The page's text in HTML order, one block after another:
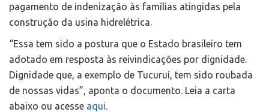
pagamento de indenização às famílias atingidas pela
construção da usina hidrelétrica.
“Essa tem sido a postura que o Estado brasileiro tem
adotado em resposta às reivindicações por dignidade.
Dignidade que, a exemplo de Tucuruí, tem sido roubada
de nossas vidas”, aponta o documento. Leia a carta
abaixo ou acesse aqui.